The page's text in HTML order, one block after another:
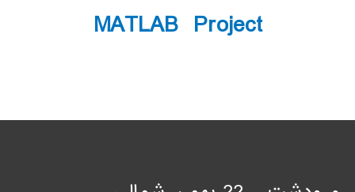
MATLAB Project